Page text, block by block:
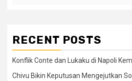
RECENT POSTS
Konflik Conte dan Lukaku di Napoli
Chivu Bikin Keputusan Mengejutkan